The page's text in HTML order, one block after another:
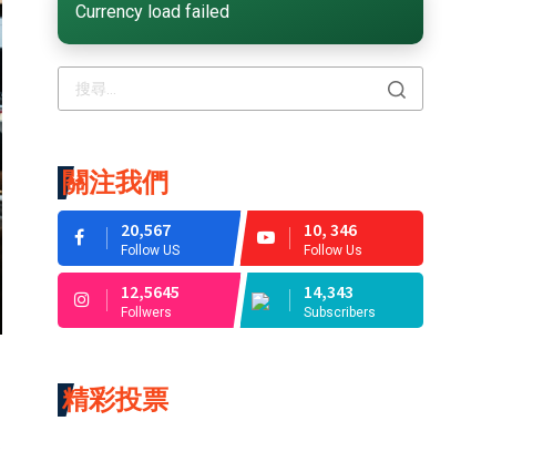
Currency load failed
關注我們
20,567
Follow US
10, 346
Follow Us
12,5645
Follwers
14,343
Subscribers
精彩投票